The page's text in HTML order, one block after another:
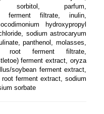
sorbitol, parfum,
ferment filtrate, inulin,
hydroxypropyl
sodium astrocaryum
panthenol, molasses,
root ferment filtrate,
ferment extract, oryza
soybean ferment extract,
ferment extract, sodium
sorbate